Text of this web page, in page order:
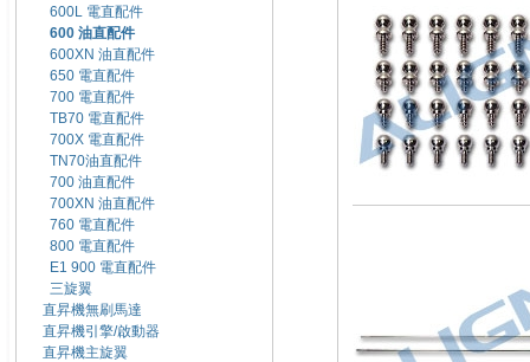
600L 電直配件
600 油直配件
600XN 油直配件
650 電直配件
700 電直配件
TB70 電直配件
700X 電直配件
TN70油直配件
700 油直配件
700XN 油直配件
760 電直配件
800 電直配件
E1 900 電直配件
三旋翼
直昇機無刷馬達
直昇機引擎/啟動器
直昇機主旋翼